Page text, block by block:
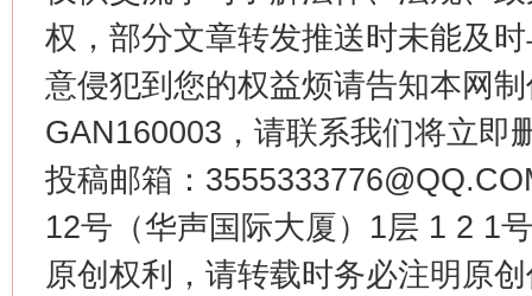
权，部分文章转发推送时未能及
意侵犯到您的权益烦请告知本网
GAN160003，请联系我们将立即
投稿邮箱：
12号（华声国际大厦）1层 1 2 1
原创权利，请转载时务必注明原
在谋一域中谋全局
今